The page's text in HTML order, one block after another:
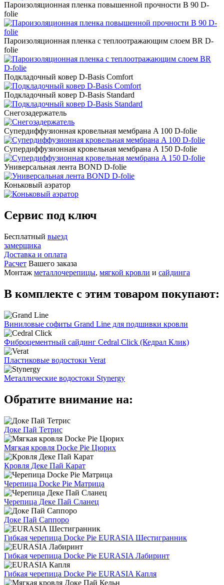
Пароизоляционная пленка повышенной прочности B 90 D-
folie
Пароизоляционная пленка с теплоотражающим слоем BR D-
folie
Подкладочный ковер D-Basis Comfort
Подкладочный ковер D-Basis Standard
Снегозадержатель
Супердиффузионная кровельная мембрана A 100 D-folie
Супердиффузионная кровельная мембрана A 150 D-folie
Универсальная лента BOND D-folie
Коньковый аэратор
Сервис под ключ
Бесплатный выезд
замерщика
Доставка и оплата
Расчет Вашего заказа
Монтаж металлочерепицы, мягкой кровли и сайдинга
В комплекте с этим товаром покупают:
Виниловые софиты Grand Line для подшивки кровли
Фиброцементный сайдинг Cedral Click (Кедрал Клик)
Пластиковые водостоки Verat
Металлические водостоки Stynergy
Обратите внимание на:
Доке Пай Тетрис
Мягкая кровля Docke Pie Цюрих
Кровля Деке Пай Карат
Черепица Docke Pie Матрица
Черепица Деке Пай Сланец
Доке Пай Саппоро
Гибкая черепица Docke Pie EURASIA Шестигранник
Гибкая черепица Docke Pie EURASIA Лабиринт
Гибкая черепица Docke Pie EURASIA Капля